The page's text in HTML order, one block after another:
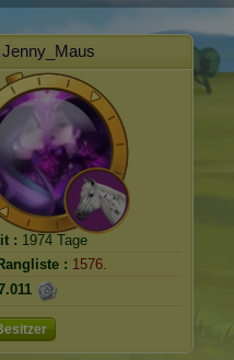
Jenny_Maus
: 1974 Tage
: 1576.